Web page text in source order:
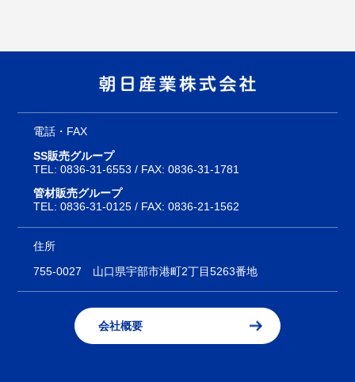
電話・FAX
SS販売グループ
TEL:0836-31-6553 / FAX: 0836-31-1781
管材販売グループ
TEL:0836-31-0125 / FAX: 0836-21-1562
住所
755-0027 山口県宇部市港町2丁目5263番地
会社概要